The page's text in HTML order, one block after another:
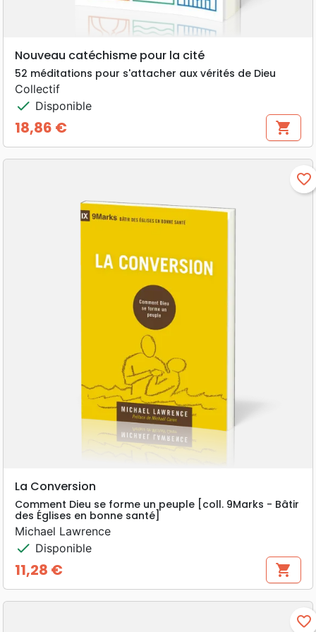
Nouveau catéchisme pour la cité
52 méditations pour s'attacher aux vérités de Dieu
Collectif
check Disponible
Prix
18,86 € shopping_cart
favorite_border
La Conversion
Comment Dieu se forme un peuple [coll. 9Marks - Bâtir
des Églises en bonne santé]
Michael Lawrence
check Disponible
Prix
11,28 € shopping_cart
favorite_border